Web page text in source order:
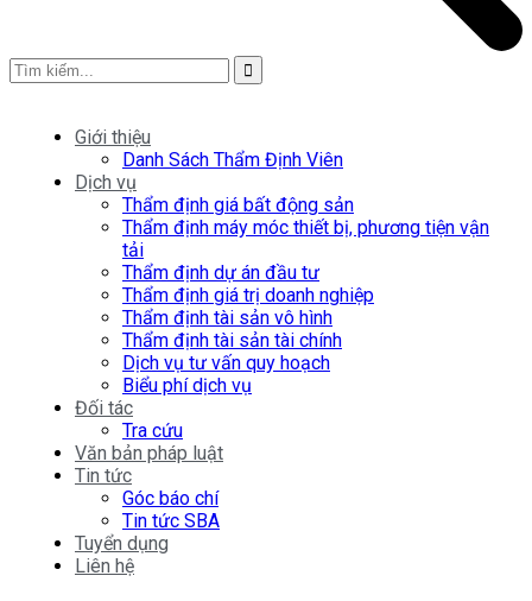
Giới thiệu
Danh Sách Thẩm Định Viên
Dịch vụ
Thẩm định giá bất động sản
Thẩm định máy móc thiết bị, phương tiện vận
tải
Thẩm định dự án đầu tư
Thẩm định giá trị doanh nghiệp
Thẩm định tài sản vô hình
Thẩm định tài sản tài chính
Dịch vụ tư vấn quy hoạch
Biểu phí dịch vụ
Đối tác
Tra cứu
Văn bản pháp luật
Tin tức
Góc báo chí
Tin tức SBA
Tuyển dụng
Liên hệ